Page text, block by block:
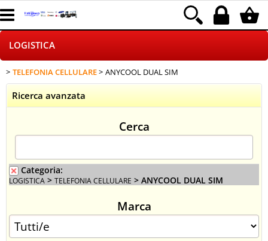
HOME PAGE
CHI SIAMO
LOGISTICA
NEGOZI ON LINE
DROPSHIPPING
SPEDIZIONI
TELEFONIA CELLULARE ANYCOOL DUAL SIM
Ricerca avanzata
Cerca
Categoria:
LOGISTICA > TELEFONIA CELLULARE > ANYCOOL DUAL SIM
Marca